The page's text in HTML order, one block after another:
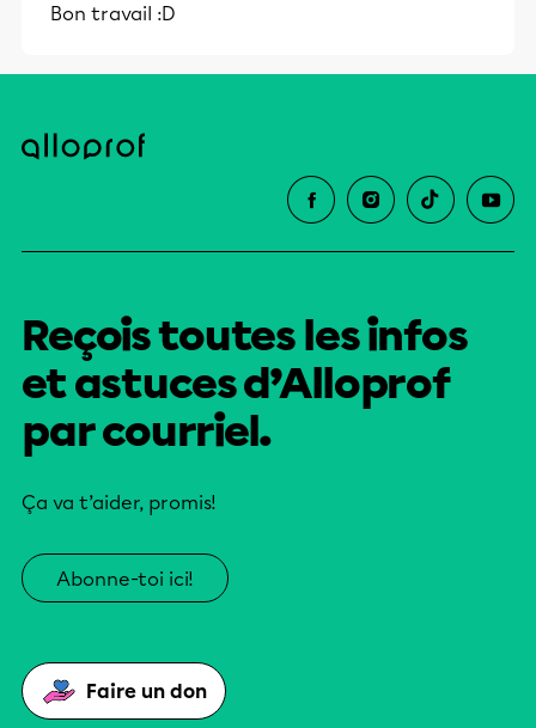
Bon travail :D
Reçois toutes les infos
et astuces d’Alloprof
par courriel.
Ça va t’aider, promis!
Abonne-toi ici!
Faire un don